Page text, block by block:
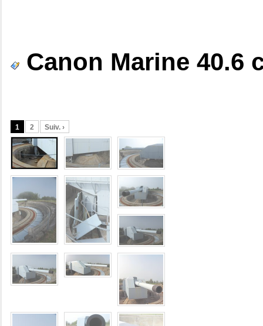
Canon Marine 40.6
1 2 Suiv. ›